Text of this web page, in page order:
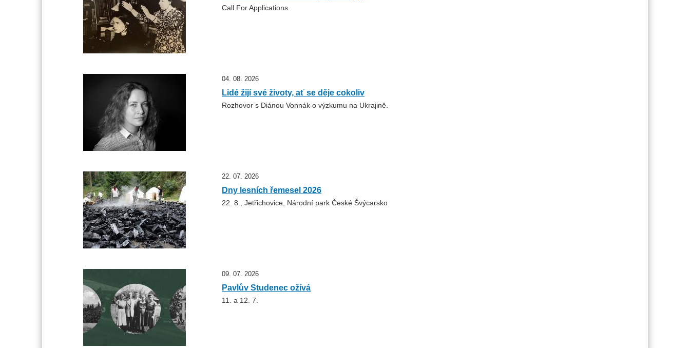
Call For Applications
04. 08. 2026
Lidé žijí své životy, ať se děje cokoliv
Rozhovor s Diánou Vonnák o výzkumu na Ukrajině.
22. 07. 2026
Dny lesních řemesel 2026
22. 8., Jetřichovice, Národní park České Švýcarsko
09. 07. 2026
Pavlův Studenec ožívá
11. a 12. 7.